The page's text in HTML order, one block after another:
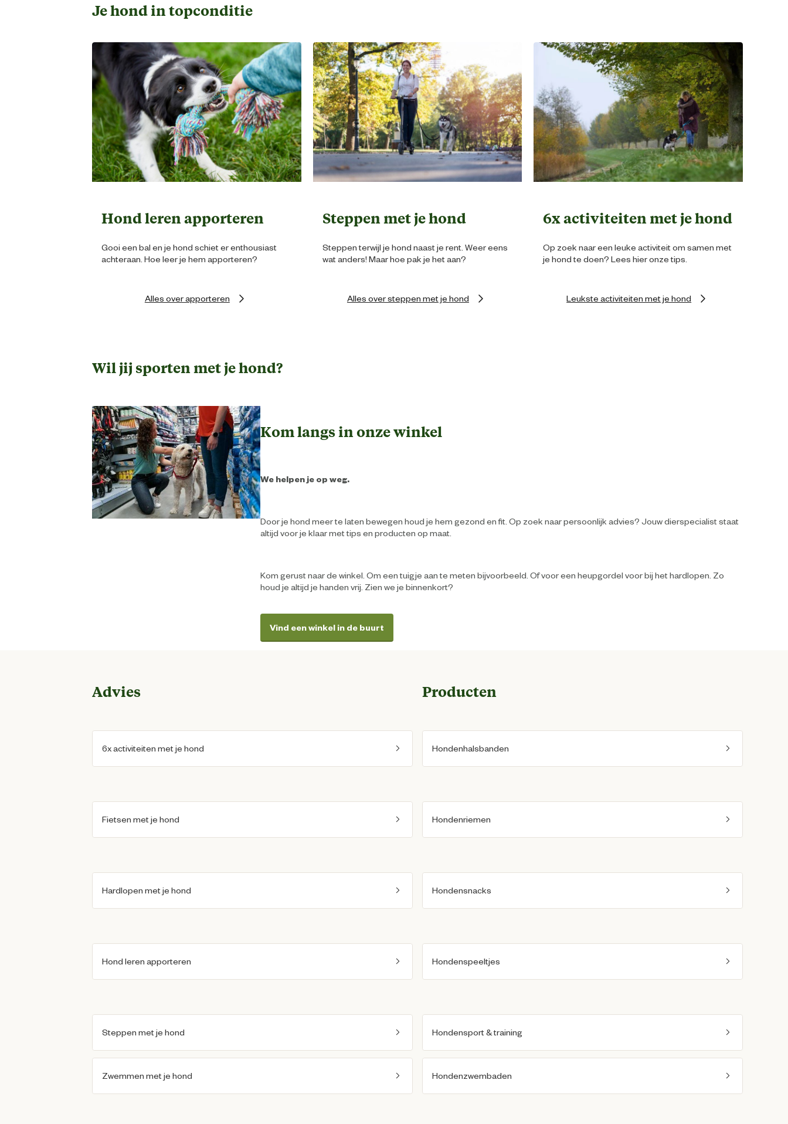
Je hond in topconditie
Hond leren apporteren
Gooi een bal en je hond schiet er enthousiast
achteraan. Hoe leer je hem apporteren?
Alles over apporteren
Steppen met je hond
Steppen terwijl je hond naast je rent. Weer eens
wat anders! Maar hoe pak je het aan?
Alles over steppen met je hond
6x activiteiten met je hond
Op zoek naar een leuke activiteit om samen met
je hond te doen? Lees hier onze tips.
Leukste activiteiten met je hond
Wil jij sporten met je hond?
Kom langs in onze winkel
We helpen je op weg.
Door je hond meer te laten bewegen houd je hem gezond en fit. Op zoek naar persoonlijk advies? Jouw dierspecialist staat
altijd voor je klaar met tips en producten op maat.
Kom gerust naar de winkel. Om een tuigje aan te meten bijvoorbeeld. Of voor een heupgordel voor bij het hardlopen. Zo
houd je altijd je handen vrij. Zien we je binnenkort?
Vind een winkel in de buurt
Advies
6x activiteiten met je hond
Fietsen met je hond
Hardlopen met je hond
Hond leren apporteren
Steppen met je hond
Zwemmen met je hond
Producten
Hondenhalsbanden
Hondenriemen
Hondensnacks
Hondenspeeltjes
Hondensport & training
Hondenzwembaden